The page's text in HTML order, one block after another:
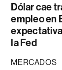
Dólar cae
empleo en
la Fed
MERCADOS